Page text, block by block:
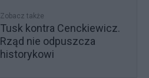
Zobacz także
Tusk kontra Cenckiewicz.
Rząd nie odpuszcza
historykowi